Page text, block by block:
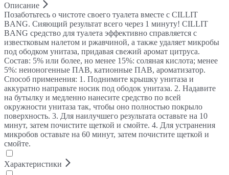
Описание
Позаботьтесь о чистоте своего туалета вместе с CILLIT
BANG. Сияющий результат всего через 1 минуту! CILLIT
BANG средство для туалета эффективно справляется с
известковым налетом и ржавчиной, а также удаляет микробы
под ободком унитаза, придавая свежий аромат цитруса.
Состав: 5% или более, но менее 15%: соляная кислота; менее
5%: неионогенные ПАВ, катионные ПАВ, ароматизатор.
Способ применения: 1. Поднимите крышку унитаза и
аккуратно направьте носик под ободок унитаза. 2. Надавите
на бутылку и медленно нанесите средство по всей
окружности унитаза так, чтобы оно полностью покрыло
поверхность. 3. Для наилучшего результата оставьте на 10
минут, затем почистите щеткой и смойте. 4. Для устранения
микробов оставьте на 60 минут, затем почистите щеткой и
смойте.
Характеристики